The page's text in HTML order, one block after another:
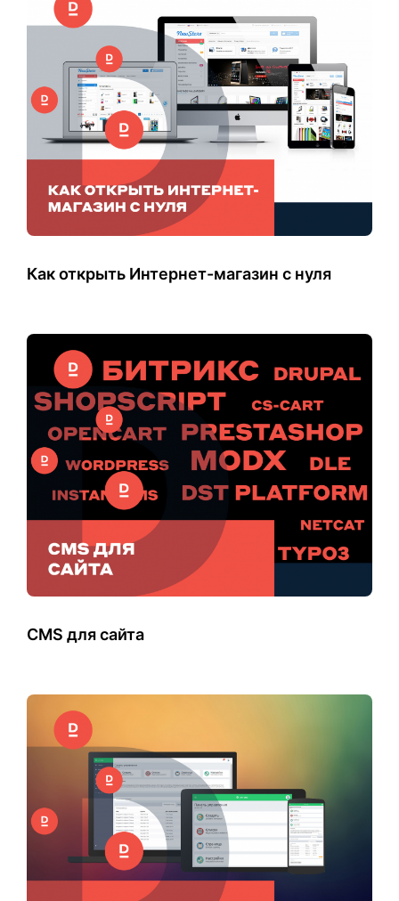
Как открыть Интернет-магазин с нуля
CMS для сайта